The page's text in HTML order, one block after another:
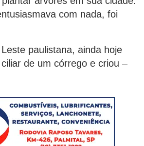
com nada, foi
paulistana, ainda hoje
de um córrego e criou –